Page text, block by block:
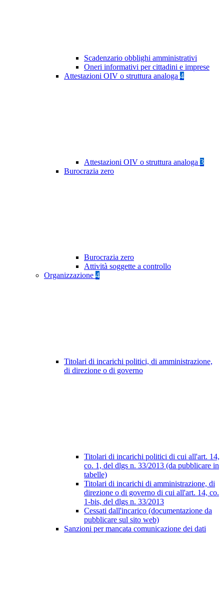
Scadenzario obblighi amministrativi
Oneri informativi per cittadini e imprese
Attestazioni OIV o struttura analoga 4
Attestazioni OIV o struttura analoga 3
Burocrazia zero
Burocrazia zero
Attività soggette a controllo
Organizzazione 4
Titolari di incarichi politici, di amministrazione,
di direzione o di governo
Titolari di incarichi politici di cui all'art. 14,
co. 1, del dlgs n. 33/2013 (da pubblicare in
tabelle)
Titolari di incarichi di amministrazione, di
direzione o di governo di cui all'art. 14, co.
1-bis, del dlgs n. 33/2013
Cessati dall'incarico (documentazione da
pubblicare sul sito web)
Sanzioni per mancata comunicazione dei dati